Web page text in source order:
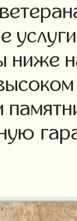
ниже